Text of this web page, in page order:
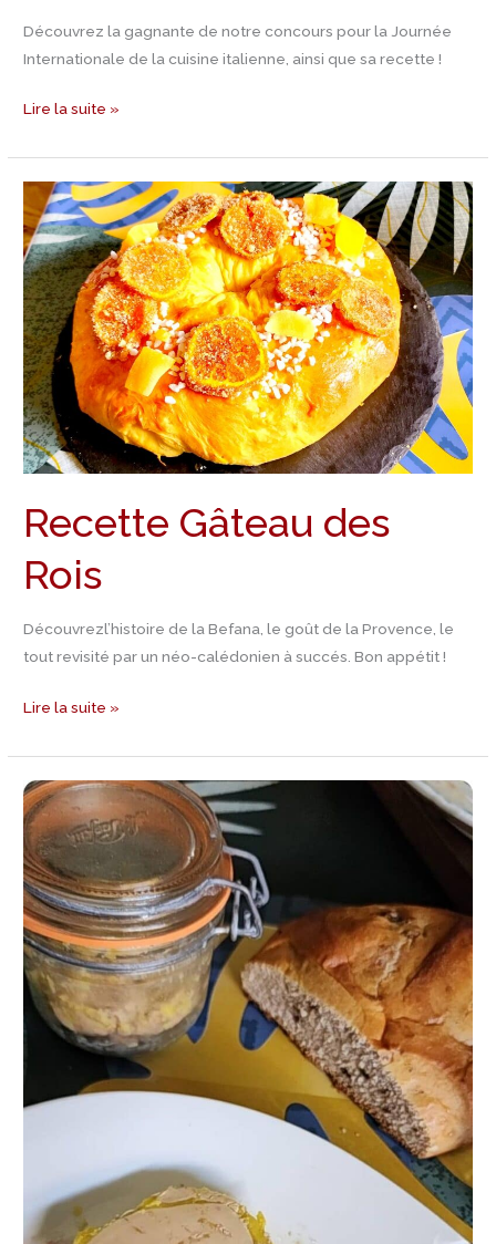
Découvrez la gagnante de notre concours pour la Journée
Internationale de la cuisine italienne, ainsi que sa recette !
Lire la suite »
Recette Gâteau des
Rois
Découvrezl’histoire de la Befana, le goût de la Provence, le
tout revisité par un néo-calédonien à succés. Bon appétit !
Recette
Gâteau
des
Rois
Lire la suite »
Recette
de
Foie
Gras
Maison,
à
la
Vanille,
pour